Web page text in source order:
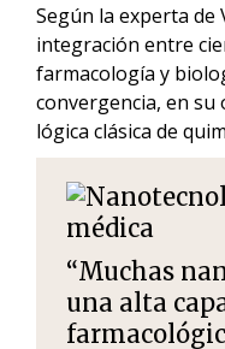
Según la experta de
integración entre
farmacología y
convergencia, en
lógica clásica de
“Muchas
una alta